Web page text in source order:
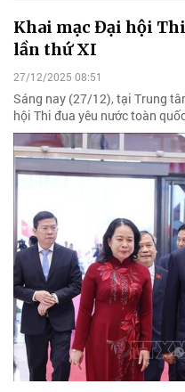
Khai mạc Đại hội Thi
lần thứ XI
27/12/2025 08:51
Sáng nay (27/12), tại Trung
hội Thi đua yêu nước toàn